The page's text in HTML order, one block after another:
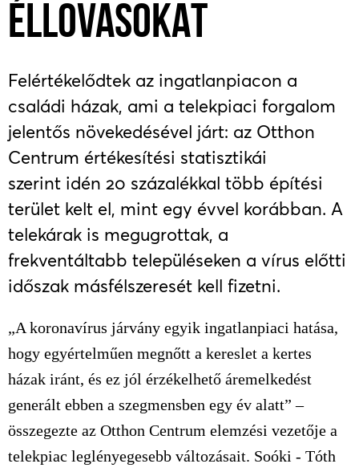
ÉLLOVASOKAT
Felértékelődtek az ingatlanpiacon a
családi házak, ami a telekpiaci forgalom
jelentős növekedésével járt: az Otthon
Centrum értékesítési statisztikái
szerint idén 20 százalékkal több építési
terület kelt el, mint egy évvel korábban. A
telekárak is megugrottak, a
frekventáltabb településeken a vírus előtti
időszak másfélszeresét kell fizetni.
„A koronavírus járvány egyik ingatlanpiaci hatása,
hogy egyértelműen megnőtt a kereslet a kertes
házak iránt, és ez jól érzékelhető áremelkedést
generált ebben a szegmensben egy év alatt” –
összegezte az Otthon Centrum elemzési vezetője a
telekpiac leglényegesebb változásait. Soóki - Tóth